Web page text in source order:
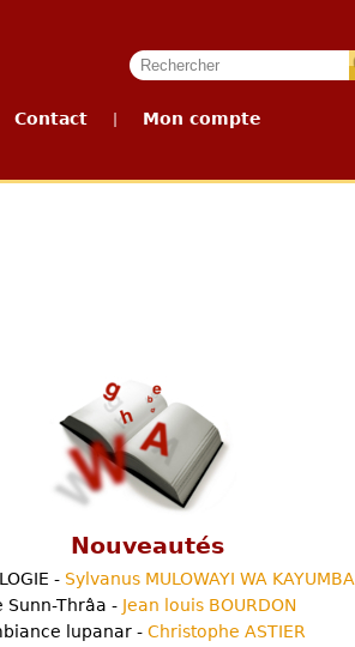
Contact Mon compte
Nouveautés
- Sylvanus MULOWAYI WA KAYUMBA
Sunn-Thrâa - Jean louis BOURDON
lupanar - Christophe ASTIER